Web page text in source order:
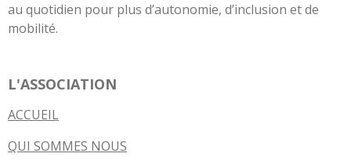
au quotidien pour plus d’autonomie, d’inclusion et de
mobilité.
L'ASSOCIATION
ACCUEIL
QUI SOMMES NOUS